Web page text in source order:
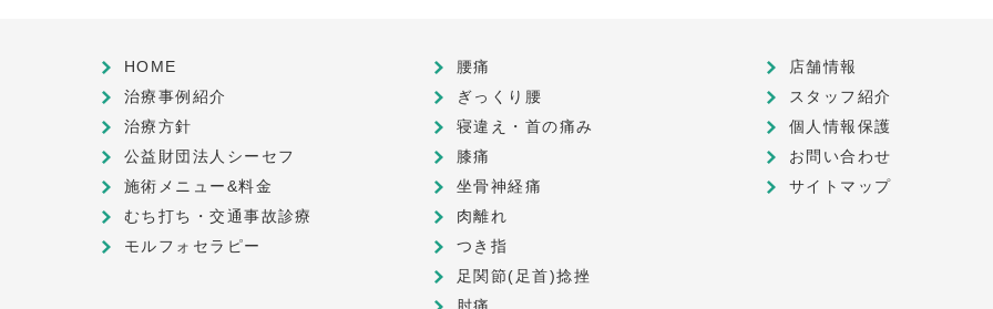
HOME
治療事例紹介
治療方針
公益財団法人シーセフ
施術メニュー&料金
むち打ち・交通事故診療
モルフォセラピー
腰痛
ぎっくり腰
寝違え・首の痛み
膝痛
坐骨神経痛
肉離れ
つき指
足関節(足首)捻挫
店舗情報
スタッフ紹介
個人情報保護
お問い合わせ
サイトマップ